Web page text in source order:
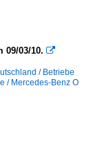
09/03/10. 
/ Betriebe
/ Mercedes-Benz O